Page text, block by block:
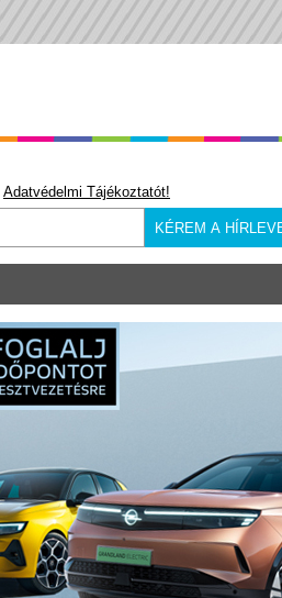
Adatvédelmi Tájékoztatót!